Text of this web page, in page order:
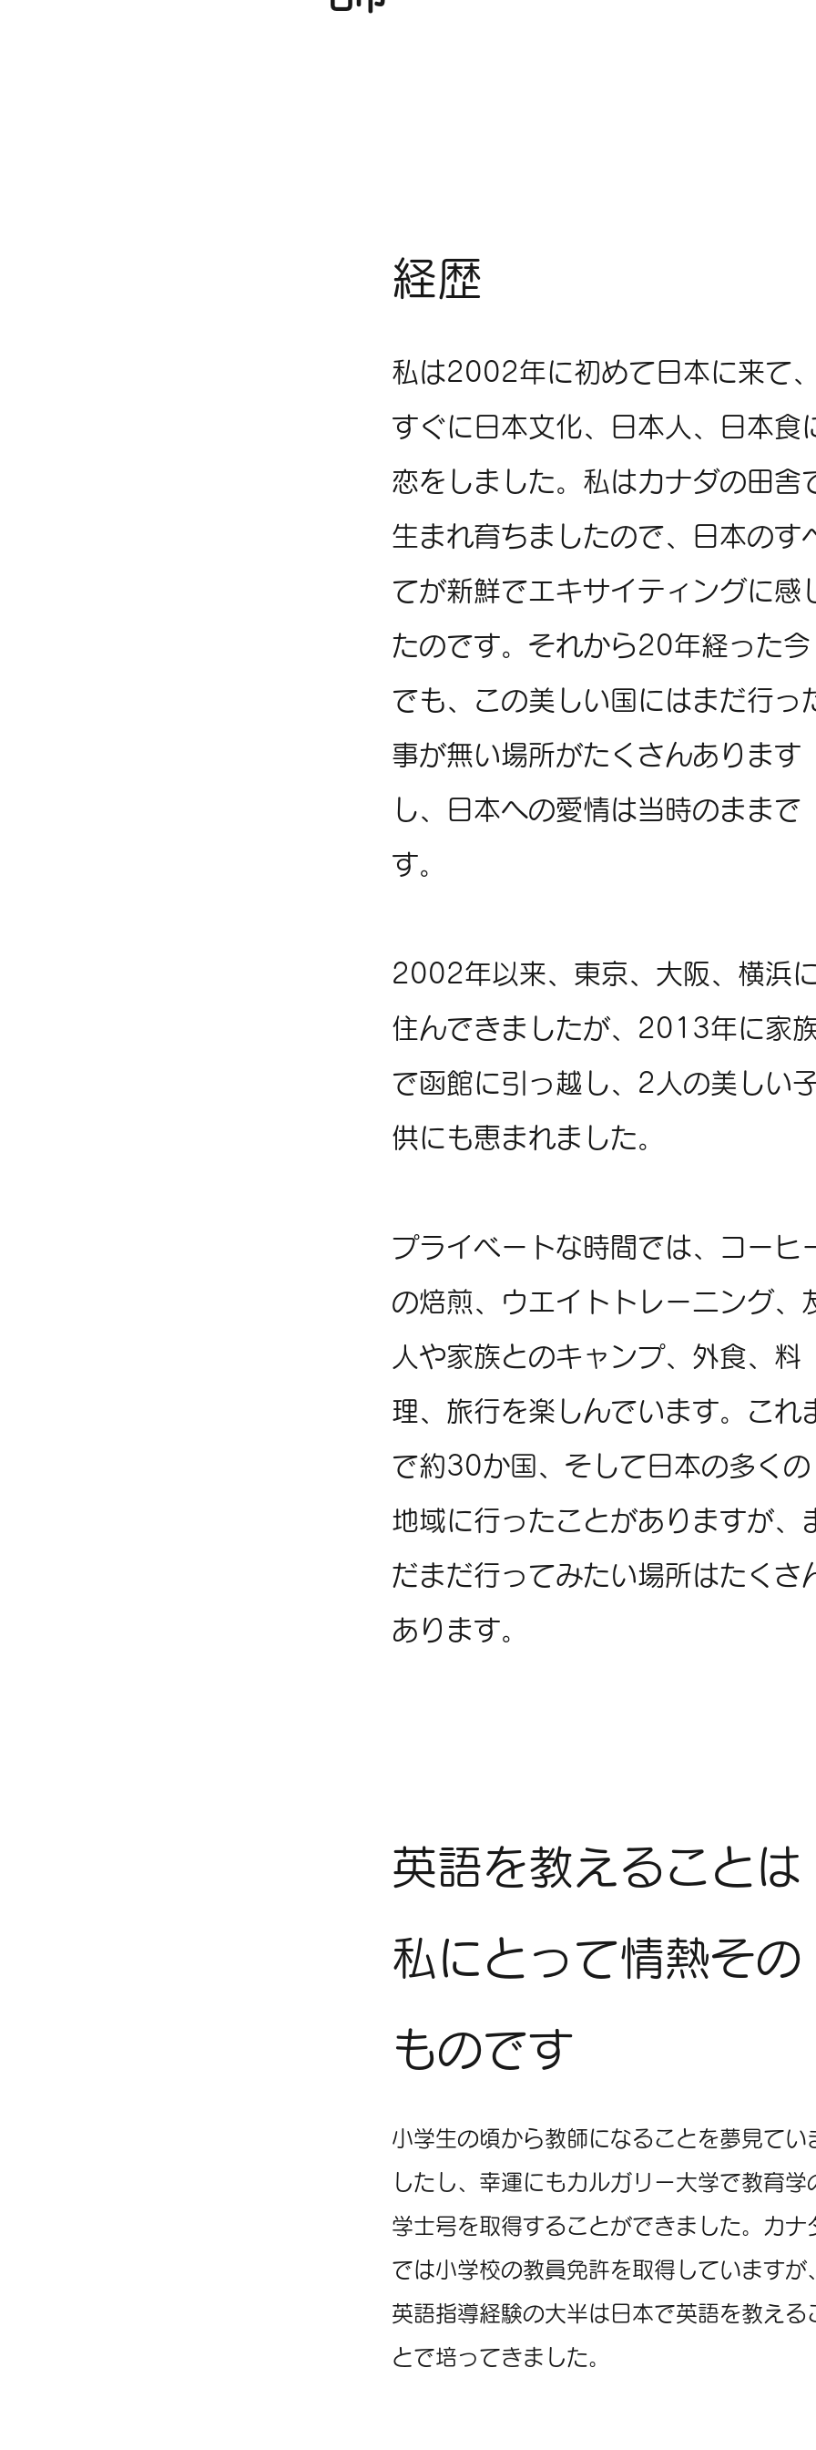
経歴
私は2002年に初めて日本に来て、
すぐに日本文化、日本人、日本食
恋をしました。私はカナダの田舎
生まれ育ちましたので、日本のす
てが新鮮でエキサイティングに感
たのです。それから20年経った今
でも、この美しい国にはまだ行っ
事が無い場所がたくさんあります
し、日本への愛情は当時のままで
す。
2002年以来、東京、大阪、横浜
住んできましたが、2013年に家
で函館に引っ越し、2人の美しい
供にも恵まれました。
プライベートな時間では、コーヒ
の焙煎、ウエイトトレーニング、
人や家族とのキャンプ、外食、料
理、旅行を楽しんでいます。これ
で約30か国、そして日本の多くの
地域に行ったことがありますが、
だまだ行ってみたい場所はたくさ
あります。
英語を教えることは
私にとって情熱その
ものです
小学生の頃から教師になることを夢見てい
したし、幸運にもカルガリー大学で教育学
学士号を取得することができました。カナ
では小学校の教員免許を取得していますが
英語指導経験の大半は日本で英語を教える
とで培ってきました。